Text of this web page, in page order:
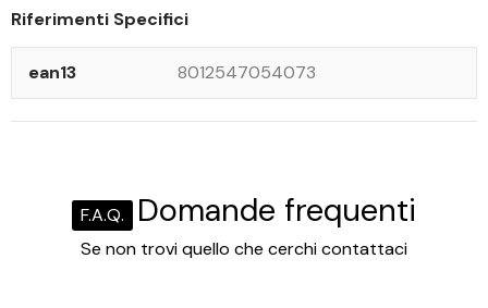
Riferimenti Specifici
ean13 8012547054073
F.A.Q. Domande frequenti
Se non trovi quello che cerchi contattaci